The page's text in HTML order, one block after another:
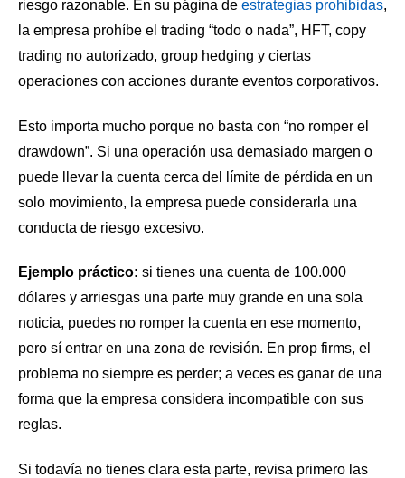
riesgo razonable. En su página de estrategias prohibidas,
la empresa prohíbe el trading “todo o nada”, HFT, copy
trading no autorizado, group hedging y ciertas
operaciones con acciones durante eventos corporativos.
Esto importa mucho porque no basta con “no romper el
drawdown”. Si una operación usa demasiado margen o
puede llevar la cuenta cerca del límite de pérdida en un
solo movimiento, la empresa puede considerarla una
conducta de riesgo excesivo.
Ejemplo práctico: si tienes una cuenta de 100.000
dólares y arriesgas una parte muy grande en una sola
noticia, puedes no romper la cuenta en ese momento,
pero sí entrar en una zona de revisión. En prop firms, el
problema no siempre es perder; a veces es ganar de una
forma que la empresa considera incompatible con sus
reglas.
Si todavía no tienes clara esta parte, revisa primero las